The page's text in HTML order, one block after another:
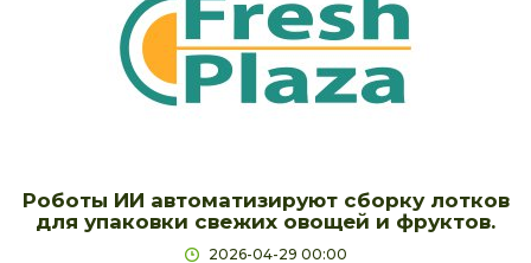
Роботы ИИ автоматизируют сборку лотков
для упаковки свежих овощей и фруктов.
2026-04-29 00:00